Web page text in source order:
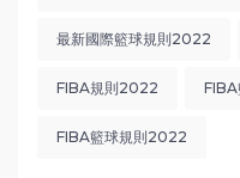
最新國際籃球規則2022
FIBA規則2022
FIBA籃球規則2022